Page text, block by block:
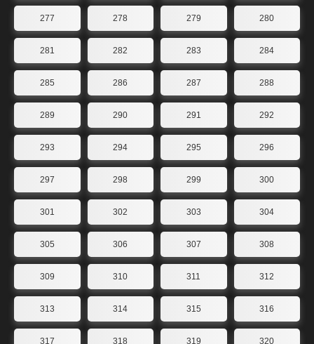
277 278 279 280
281 282 283 284
285 286 287 288
289 290 291 292
293 294 295 296
297 298 299 300
301 302 303 304
305 306 307 308
309 310 311 312
313 314 315 316
317 318 319 320